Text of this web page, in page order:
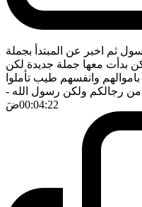
ثم اخبر عن المبتدأ بجملة
بدأت معها جملة جديدة لكن
وانفسهم طيب تأملوا
من رجالكم ولكن رسول الله -
00:04:22ضَ